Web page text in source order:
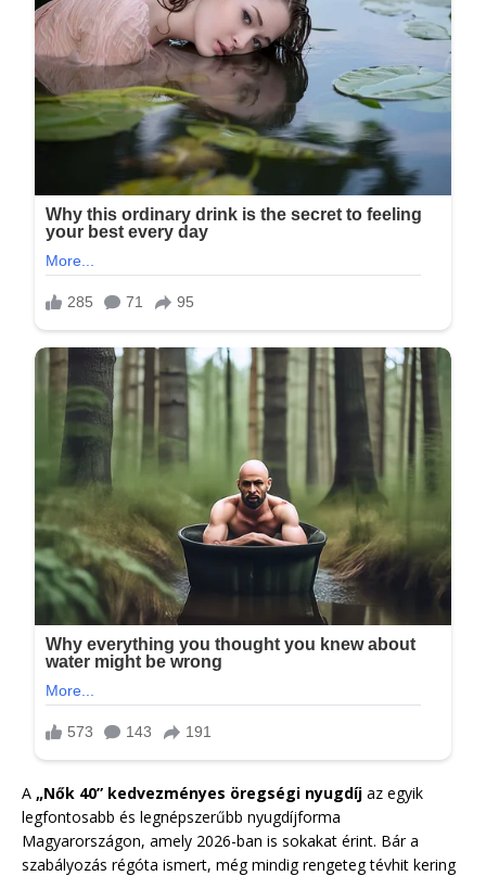
A „Nők 40” kedvezményes öregségi nyugdíj az egyik
legfontosabb és legnépszerűbb nyugdíjforma
Magyarországon, amely 2026-ban is sokakat érint. Bár a
szabályozás régóta ismert, még mindig rengeteg tévhit kering